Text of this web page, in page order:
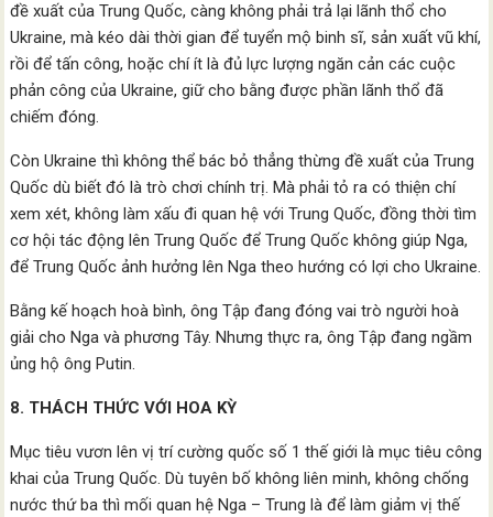
đề xuất của Trung Quốc, càng không phải trả lại lãnh thổ cho
Ukraine, mà kéo dài thời gian để tuyển mộ binh sĩ, sản xuất vũ khí,
rồi để tấn công, hoặc chí ít là đủ lực lượng ngăn cản các cuộc
phản công của Ukraine, giữ cho bằng được phần lãnh thổ đã
chiếm đóng.
Còn Ukraine thì không thể bác bỏ thẳng thừng đề xuất của Trung
Quốc dù biết đó là trò chơi chính trị. Mà phải tỏ ra có thiện chí
xem xét, không làm xấu đi quan hệ với Trung Quốc, đồng thời tìm
cơ hội tác động lên Trung Quốc để Trung Quốc không giúp Nga,
để Trung Quốc ảnh hưởng lên Nga theo hướng có lợi cho Ukraine.
Bằng kế hoạch hoà bình, ông Tập đang đóng vai trò người hoà
giải cho Nga và phương Tây. Nhưng thực ra, ông Tập đang ngầm
ủng hộ ông Putin.
8. THÁCH THỨC VỚI HOA KỲ
Mục tiêu vươn lên vị trí cường quốc số 1 thế giới là mục tiêu công
khai của Trung Quốc. Dù tuyên bố không liên minh, không chống
nước thứ ba thì mối quan hệ Nga – Trung là để làm giảm vị thế